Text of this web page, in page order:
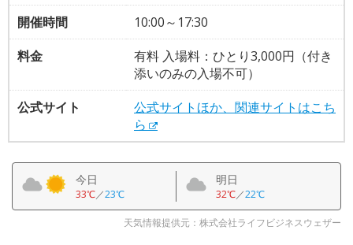
開催時間
10:00～17:30
料金
有料 入場料：ひとり3,000円（付き
添いのみの入場不可）
公式サイト
公式サイトほか、関連サイトはこち
ら
今日
33℃／23℃
明日
32℃／22℃
天気情報提供元：株式会社ライフビジネスウェザー